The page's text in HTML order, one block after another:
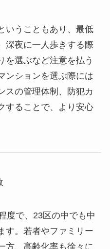
いうこともあり、最低
深夜に一人歩きする際
を選ぶなど注意を払う
ンションを選ぶ際には
スの管理体制、防犯カ
することで、より安心
度で、23区の中でも中
す。若者やファミリー
方、高齢化率も徐々に